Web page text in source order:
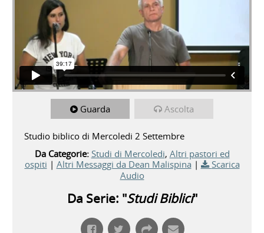
Guarda Ascolta
Studio biblico di Mercoledi 2 Settembre
Da Categorie: Studi di Mercoledi, Altri pastori ed
ospiti | Altri Messaggi da Dean Malispina |
Scarica
Audio
Da Serie: "Studi Biblici"